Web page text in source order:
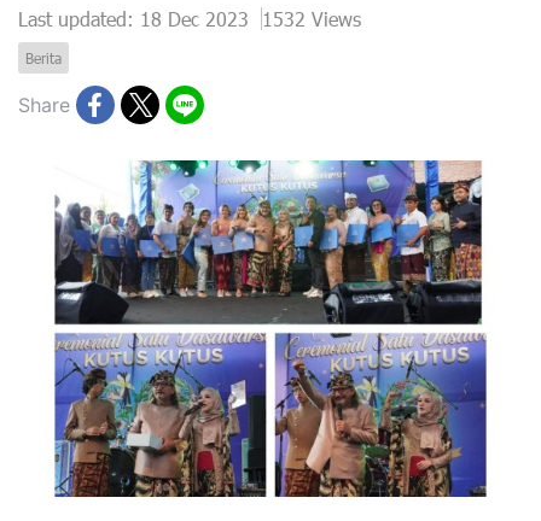
Last updated: 18 Dec 2023 1532 Views
Berita
Share